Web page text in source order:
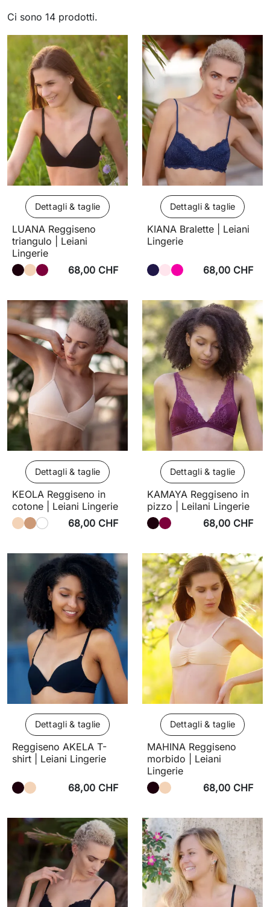
Ci sono 14 prodotti.
Dettagli & taglie
LUANA Reggiseno
triangulo | Leiani
Lingerie
68,00 CHF
Dettagli & taglie
KIANA Bralette | Leiani
Lingerie
68,00 CHF
Dettagli & taglie
KEOLA Reggiseno in
cotone | Leiani Lingerie
68,00 CHF
Dettagli & taglie
KAMAYA Reggiseno in
pizzo | Leilani Lingerie
68,00 CHF
Dettagli & taglie
Reggiseno AKELA T-
shirt | Leiani Lingerie
68,00 CHF
Dettagli & taglie
MAHINA Reggiseno
morbido | Leiani
Lingerie
68,00 CHF